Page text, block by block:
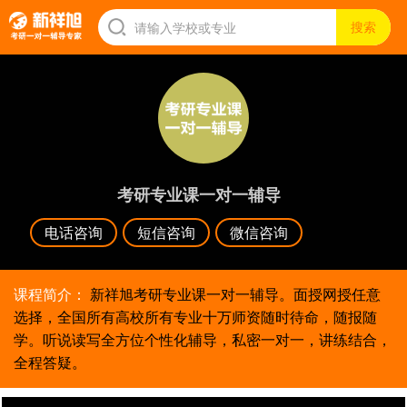
考研专业课一对一辅导
电话咨询 短信咨询 微信咨询
课程简介： 新祥旭考研专业课一对一辅导。面授网授任意
选择，全国所有高校所有专业十万师资随时待命，随报随
学。听说读写全方位个性化辅导，私密一对一，讲练结合，
全程答疑。